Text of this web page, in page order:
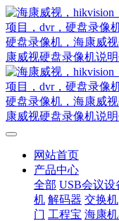
网站首页
产品中心
全部 USB会议设
机 解码器 交换机
门 工程宝 海康机